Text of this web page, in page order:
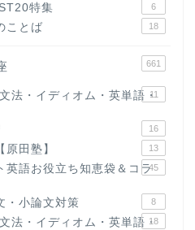
特集 6
ことば 18
661
法・イディオム・英単語・
11
16
田塾】 13
英語お役立ち知恵袋＆コラ45
・小論文対策 8
法・イディオム・英単語・
18